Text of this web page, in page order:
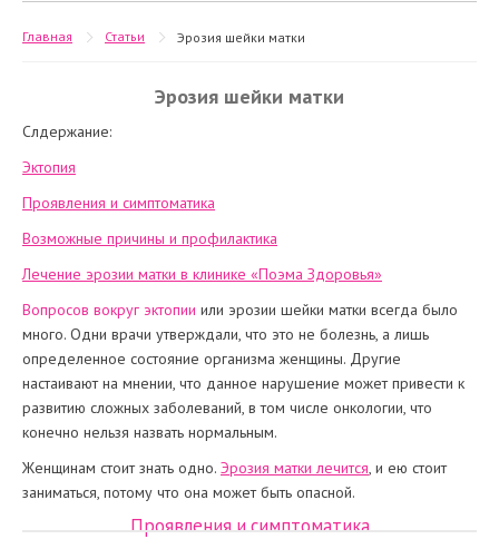
Главная Статьи Эрозия шейки матки
Эрозия шейки матки
Слдержание:
Эктопия
Проявления и симптоматика
Возможные причины и профилактика
Лечение эрозии матки в клинике «Поэма Здоровья»
Вопросов вокруг эктопии или эрозии шейки матки всегда было
много. Одни врачи утверждали, что это не болезнь, а лишь
определенное состояние организма женщины. Другие
настаивают на мнении, что данное нарушение может привести к
развитию сложных заболеваний, в том числе онкологии, что
конечно нельзя назвать нормальным.
Женщинам стоит знать одно. Эрозия матки лечится, и ею стоит
заниматься, потому что она может быть опасной.
Проявления и симптоматика